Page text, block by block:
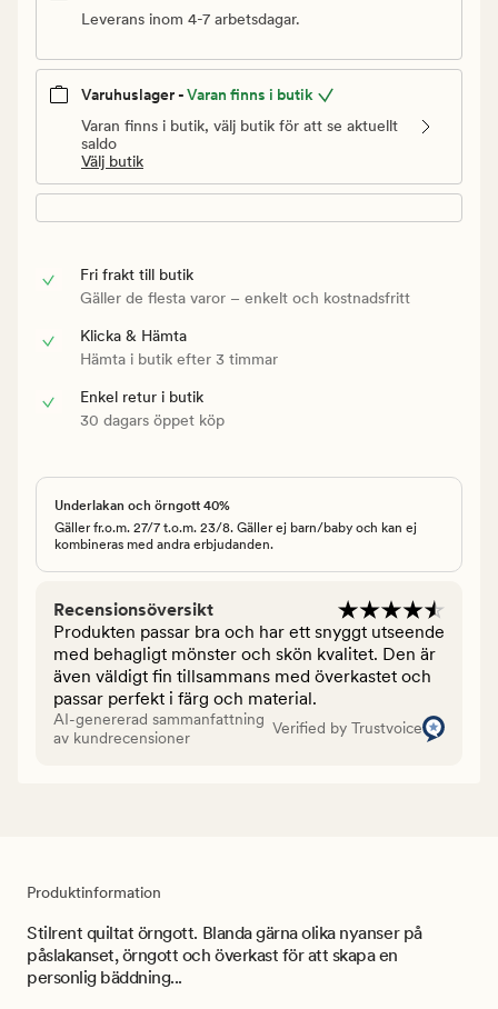
Leverans inom 4-7 arbetsdagar.
Varuhuslager -Varan finns i butik
Varan finns i butik, välj butik för att se aktuellt
saldo
Välj butik
Fri frakt till butik
Gäller de flesta varor – enkelt och kostnadsfritt
Klicka & Hämta
Hämta i butik efter 3 timmar
Enkel retur i butik
30 dagars öppet köp
Underlakan och örngott 40%
Gäller fr.o.m. 27/7 t.o.m. 23/8. Gäller ej barn/baby och kan ej
kombineras med andra erbjudanden.
Recensionsöversikt
Produkten passar bra och har ett snyggt utseende
med behagligt mönster och skön kvalitet. Den är
även väldigt fin tillsammans med överkastet och
passar perfekt i färg och material.
AI-genererad sammanfattning
av kundrecensioner
Verified by Trustvoice
Produktinformation
Stilrent quiltat örngott. Blanda gärna olika nyanser på
påslakanset, örngott och överkast för att skapa en
personlig bäddning...